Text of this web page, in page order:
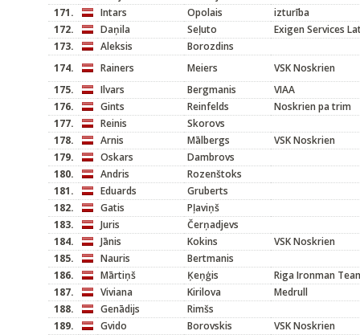
171.
Intars Opolais
izturība
172.
Daņila Seļuto
Exigen Services
173.
Aleksis
Borozdins
174.
Rainers Meiers
VSK Noskrien
175.
Ilvars Bergmanis
VIAA
176.
Gints Reinfelds
Noskrien pa trim
177.
Reinis
Skorovs
178.
Arnis Mālbergs
VSK Noskrien
179.
Oskars
Dambrovs
180.
Andris
Rozenštoks
181.
Eduards
Gruberts
182.
Gatis
Pļaviņš
183.
Juris
Čerņadjevs
184.
Jānis Kokins
VSK Noskrien
185.
Nauris
Bertmanis
186.
Mārtiņš Ķeņģis
Riga Ironman
187.
Viviana Kirilova
Medrull
188.
Genādijs
Rimšs
189.
Gvido Borovskis
VSK Noskrien